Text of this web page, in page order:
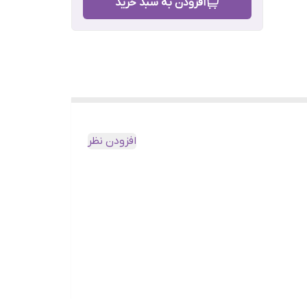
افزودن به سبد خرید
افزودن نظر